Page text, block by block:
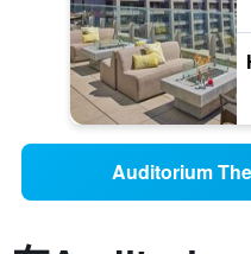
Auditorium